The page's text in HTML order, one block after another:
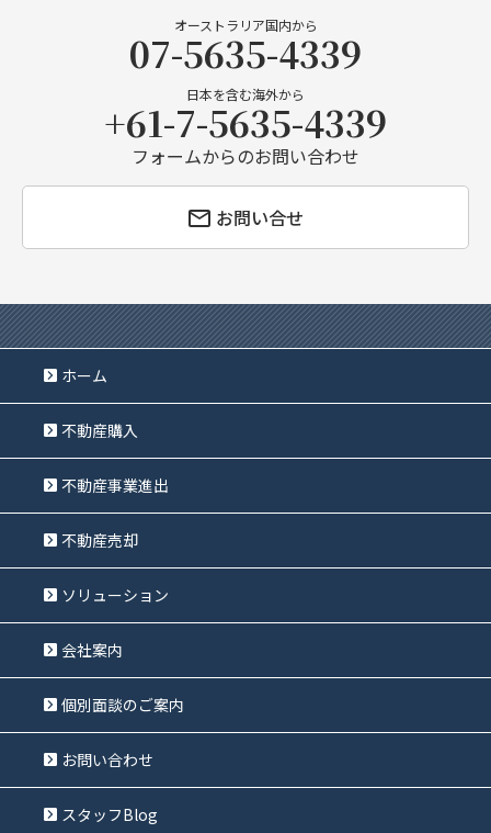
オーストラリア国内から
07-5635-4339
日本を含む海外から
+61-7-5635-4339
フォームからのお問い合わせ
お問い合せ
ホーム
不動産購入
不動産事業進出
不動産売却
ソリューション
会社案内
個別面談のご案内
お問い合わせ
スタッフBlog